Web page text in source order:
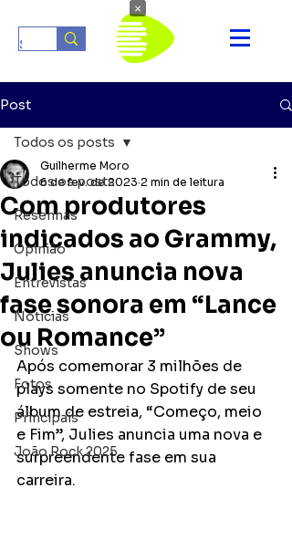
Post
Todos os posts
Resenhas
Opinião
Entrevistas
Notícias
Shows
Fotos
Principais
João Rock 2025
Todos os posts
Com produtores
indicados ao Grammy,
Julies anuncia nova
fase sonora em “Lance
ou Romance”
Guilherme Moro
6 de fev. de 2023 2 min de leitura
Após comemorar 3 milhões de
plays somente no Spotify de seu
álbum de estreia, “Começo, meio
e Fim”, Julies anuncia uma nova e
surpreendente fase em sua
carreira.
×